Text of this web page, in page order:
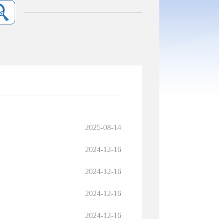
2025-08-14
2024-12-16
2024-12-16
2024-12-16
2024-12-16